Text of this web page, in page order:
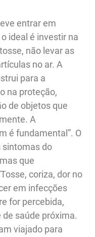
entrar em
ideal é investir na
não levar as
no ar. A
para a
na proteção,
de objetos que
A
é fundamental”. O
sintomas do
que
coriza, dor no
em infecções
for percebida,
saúde próxima.
viajado para